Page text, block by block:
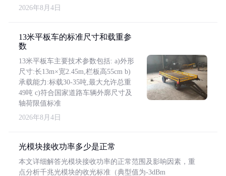
2026年8月4日
13米平板车的标准尺寸和载重参
数
13米平板车主要技术参数包括: a)外形
尺寸:长13m×宽2.45m,栏板高55cm b)
承载能力:标载30-35吨,最大允许总重
49吨 c)符合国家道路车辆外廓尺寸及
轴荷限值标准
2026年8月4日
光模块接收功率多少是正常
本文详细解答光模块接收功率的正常范围及影响因素，重
点分析千兆光模块的收光标准（典型值为-3dBm